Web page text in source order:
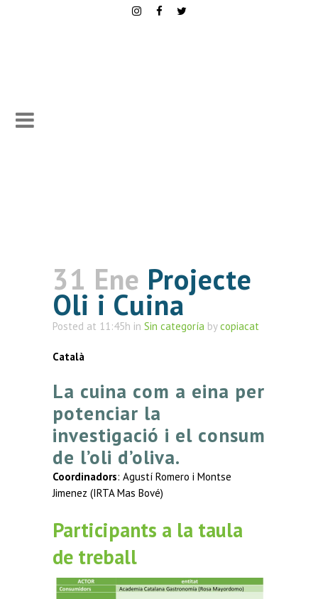
31 Ene Projecte
Oli i Cuina
Posted at 11:45h in Sin categoría bycopiacat
Català
La cuina com a eina per
potenciar la
investigació i el consum
de l’oli d’oliva.
Coordinadors: Agustí Romero i Montse
Jimenez (IRTA Mas Bové)
Participants a la taula
de treball